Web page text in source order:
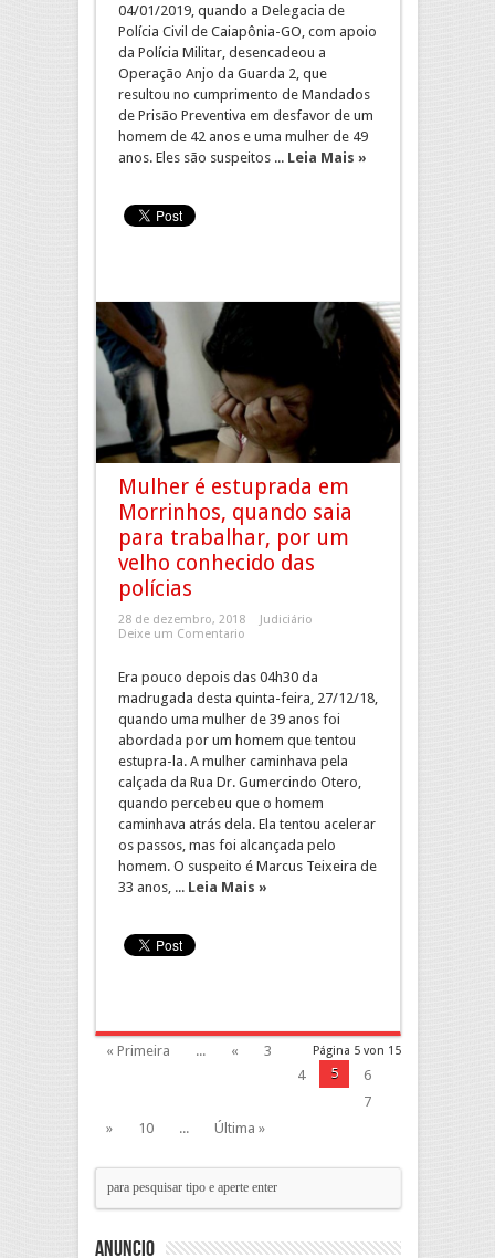
04/01/2019, quando a Delegacia de
Polícia Civil de Caiapônia-GO, com apoio
da Polícia Militar, desencadeou a
Operação Anjo da Guarda 2, que
resultou no cumprimento de Mandados
de Prisão Preventiva em desfavor de um
homem de 42 anos e uma mulher de 49
anos. Eles são suspeitos ... Leia Mais »
Mulher é estuprada em
Morrinhos, quando saia
para trabalhar, por um
velho conhecido das
polícias
28 de dezembro, 2018
Judiciário
Deixe um Comentario
Era pouco depois das 04h30 da
madrugada desta quinta-feira, 27/12/18,
quando uma mulher de 39 anos foi
abordada por um homem que tentou
estupra-la. A mulher caminhava pela
calçada da Rua Dr. Gumercindo Otero,
quando percebeu que o homem
caminhava atrás dela. Ela tentou acelerar
os passos, mas foi alcançada pelo
homem. O suspeito é Marcus Teixeira de
33 anos, ... Leia Mais »
Página 5 von 15
« Primeira ... «
3
4
5
6
7
»
10 ... Última »
Anuncio